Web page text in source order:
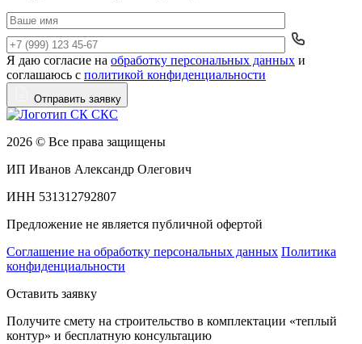
Да
Я даю согласие на обработку персональных данных и
соглашаюсь с политикой конфиденциальности
Отправить заявку
2026 © Все права защищены
ИП Иванов Александр Олегович
ИНН 531312792807
Предложение не является публичной офертой
Соглашение на обработку персональных данных Политика
конфиденциальности
Оставить заявку
Получите смету на строительство в комплектации «теплый
контур» и бесплатную консультацию